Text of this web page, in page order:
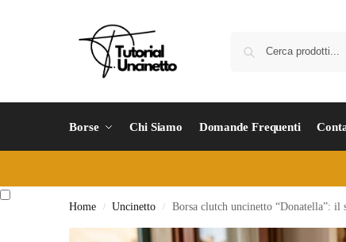
Borse Chi Siamo Domande Frequenti
Home / Uncinetto / Borsa clutch uncinetto “Donatella”: il